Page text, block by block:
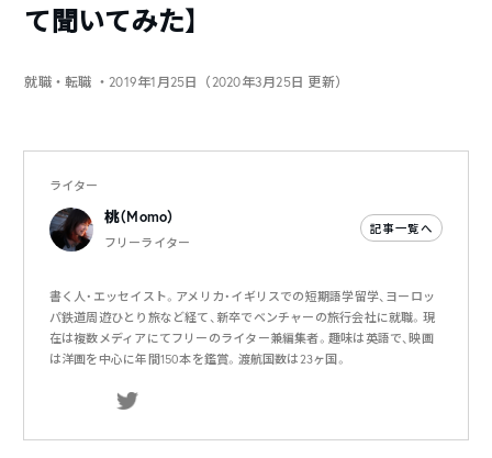
て聞いてみた】
就職・転職 ・2019年1月25日（2020年3月25日 更新）
ライター
桃（Momo）
フリーライター
記事一覧へ
書く人・エッセイスト。アメリカ・イギリスでの短期語学留学、ヨーロッ
パ鉄道周遊ひとり旅など経て、新卒でベンチャーの旅行会社に就職。現
在は複数メディアにてフリーのライター兼編集者。趣味は英語で、映画
は洋画を中心に年間150本を鑑賞。渡航国数は23ヶ国。